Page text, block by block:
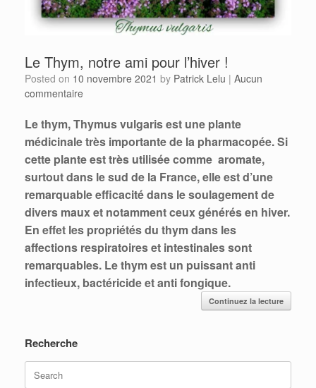
Le Thym, notre ami pour l’hiver !
Posted on 10 novembre 2021 by Patrick Lelu | Aucun
commentaire
Le thym, Thymus vulgaris est une plante
médicinale très importante de la pharmacopée.Si
cette plante est très utilisée comme aromate,
surtout dans le sud de la France, elle est d’une
remarquable efficacité dans le soulagement de
divers maux et notamment ceux générés en hiver.
En effet les propriétés du thym dans les
affections respiratoires et intestinales sont
remarquables. Le thym est un puissant anti
infectieux, bactéricide et anti fongique.
Continuez la lecture
Recherche
Search
for: